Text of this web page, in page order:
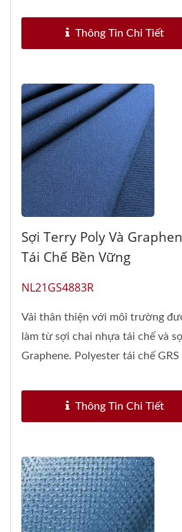
Thông Tin Chi Tiết
Sợi Terry Poly Và
Tái Chế Bền Vững
NL21GS4883R
Vải thân thiện với môi trường
làm từ sợi chai nhựa tái chế và
Graphene. Polyester tái chế
Thông Tin Chi Tiết